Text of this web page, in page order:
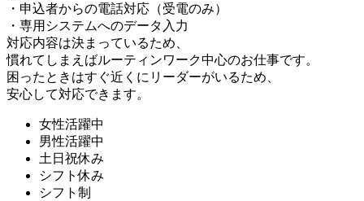
・申込者からの電話対応（受電のみ）
・専用システムへのデータ入力
対応内容は決まっているため、
慣れてしまえばルーティンワーク中心のお仕事です。
困ったときはすぐ近くにリーダーがいるため、
安心して対応できます。
女性活躍中
男性活躍中
土日祝休み
シフト休み
シフト制